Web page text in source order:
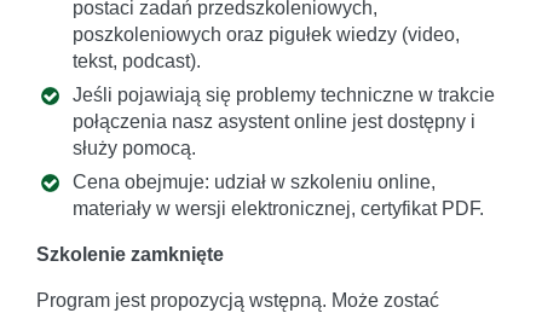
postaci zadań przedszkoleniowych,
poszkoleniowych oraz pigułek wiedzy (video,
tekst, podcast).
Jeśli pojawiają się problemy techniczne w trakcie
połączenia nasz asystent online jest dostępny i
służy pomocą.
Cena obejmuje: udział w szkoleniu online,
materiały w wersji elektronicznej, certyfikat PDF.
Szkolenie zamknięte
Program jest propozycją wstępną. Może zostać